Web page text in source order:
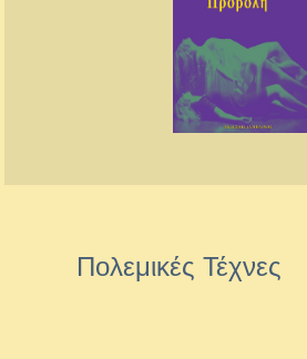
Πολεμικές Τέχνες